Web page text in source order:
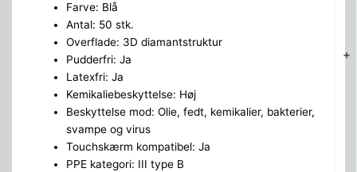
+
Farve: Blå
Antal: 50 stk.
Overflade: 3D diamantstruktur
Pudderfri: Ja
Latexfri: Ja
Kemikaliebeskyttelse: Høj
Beskyttelse mod: Olie, fedt, kemikalier, bakterier,
svampe og virus
Touchskærm kompatibel: Ja
PPE kategori: III type B